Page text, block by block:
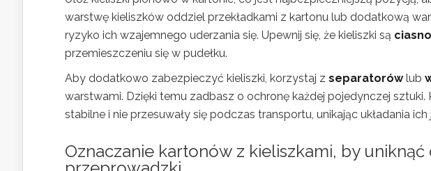
warstwę kieliszków oddziel przekładkami z kartonu lub dodatkową
ryzyko ich wzajemnego uderzania się. Upewnij się, że kieliszki są
przemieszczeniu się w pudełku.
Aby dodatkowo zabezpieczyć kieliszki, korzystaj z separatorówlub
warstwami. Dzięki temu zadbasz o ochronę każdej pojedynczej sztuki.
stabilne i nie przesuwały się podczas transportu, unikając układania
Oznaczanie kartonów z kieliszkami, by